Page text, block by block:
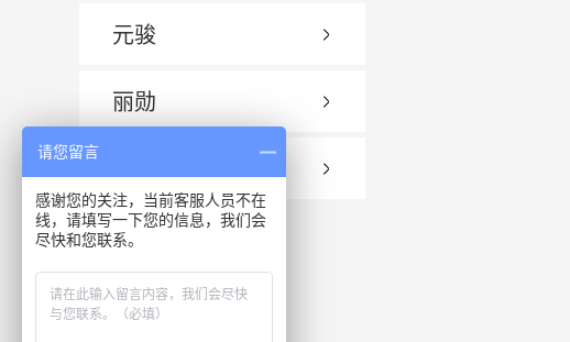
元骏
丽勋
请您留言
感谢您的关注，当前客服人员不在
线，请填写一下您的信息，我们会
尽快和您联系。